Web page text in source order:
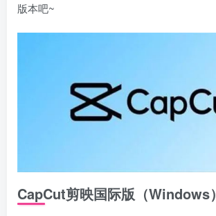
版本吧~
CapCut剪映国际版（Windows）